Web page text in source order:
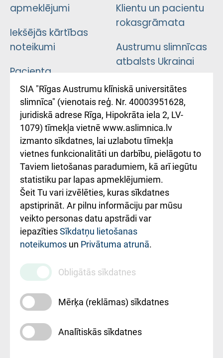
apmeklējumi
Iekšējās kārtības
noteikumi
Pacienta
atsauksmju/sūdzību
iesniegšanas
kārtība
Kā pie mums nokļūt
Rēķinu apmaksas
ceļvedis
Rekvizīti un
ārstniecības
iestādes kods
010000234
Maksas
pakalpojumu
cenrādis
Klientu un pacientu
rokasgrāmata
Austrumu slimnīcas
atbalsts Ukrainai
Підтримка Східної
лікарні та співпраця з
Україною
SIA "Rīgas Austrumu klīniskā universitātes
slimnīca" (vienotais reģ. Nr. 40003951628,
juridiskā adrese Rīga, Hipokrāta iela 2, LV-
1079) tīmekļa vietnē www.aslimnica.lv
izmanto sīkdatnes, lai uzlabotu tīmekļa
vietnes funkcionalitāti un darbību, pielāgotu to
Taviem lietošanas paradumiem, kā arī iegūtu
statistiku par lapas apmeklējumiem.
Šeit Tu vari izvēlēties, kuras sīkdatnes
apstiprināt. Ar pilnu informāciju par mūsu
veikto personas datu apstrādi var
iepazītiesSīkdatņu lietošanas
noteikumos un Privātuma atrunā.
Obligātās sīkdatnes
Mērķa (reklāmas) sīkdatnes
Analītiskās sīkdatnes